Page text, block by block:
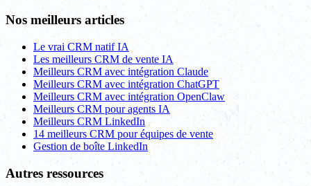
Nos meilleurs articles
Le vrai CRM natif IA
Les meilleurs CRM de vente IA
Meilleurs CRM avec intégration Claude
Meilleurs CRM avec intégration ChatGPT
Meilleurs CRM avec intégration OpenClaw
Meilleurs CRM pour agents IA
Meilleurs CRM LinkedIn
14 meilleurs CRM pour équipes de vente
Gestion de boîte LinkedIn
Autres ressources